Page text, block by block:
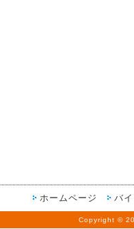
ホームページ バ
Copyright ©